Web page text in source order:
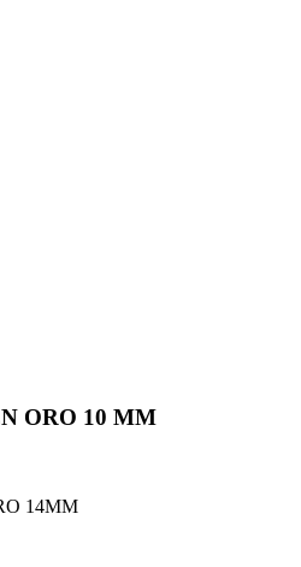
ORO 10 MM
14MM